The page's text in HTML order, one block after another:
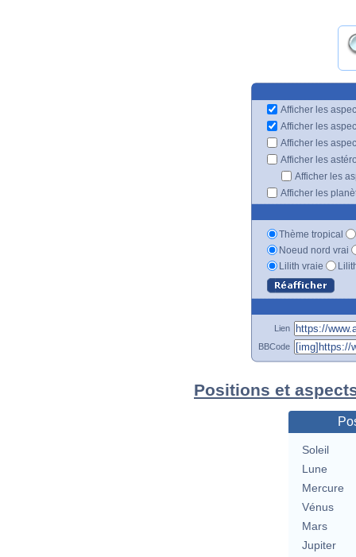
Afficher les
Afficher les
Afficher les
Afficher les
Afficher les
Afficher les
Thème tropical
Noeud nord vrai
Lilith vraie
Lien
BBCode
Positions et
Soleil
Lune
Mercure
Vénus
Mars
Jupiter